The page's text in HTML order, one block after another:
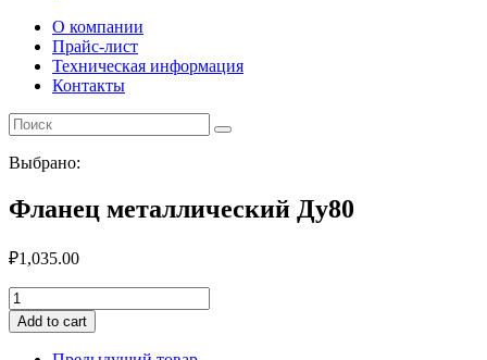
О компании
Прайс-лист
Техническая информация
Контакты
Выбрано:
Фланец металлический Ду80
₽1,035.00
Фланец
металлический
Ду80
quantity
Add to cart